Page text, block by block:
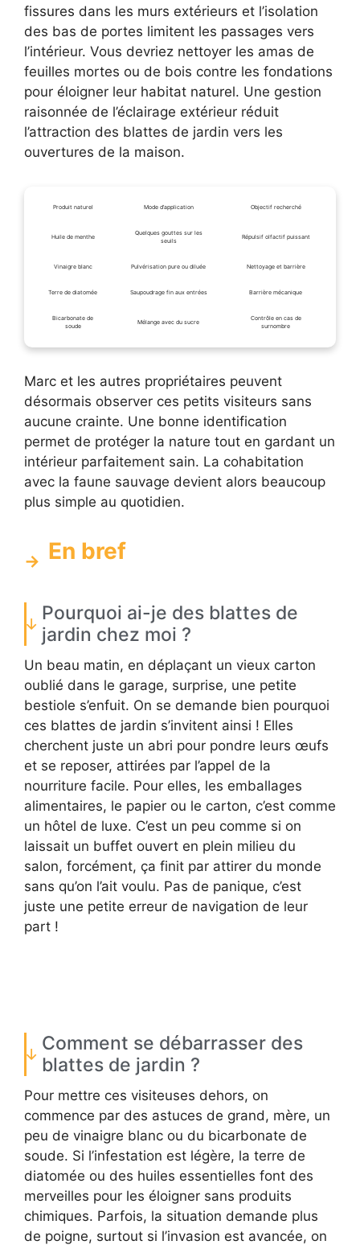
fissures dans les murs extérieurs et l’isolation
des bas de portes limitent les passages vers
l’intérieur. Vous devriez nettoyer les amas de
feuilles mortes ou de bois contre les fondations
pour éloigner leur habitat naturel. Une gestion
raisonnée de l’éclairage extérieur réduit
l’attraction des blattes de jardin vers les
ouvertures de la maison.
Produit naturel Mode d’application Objectif recherché
Huile de menthe
Quelques gouttes sur les
seuils
Répulsif olfactif puissant
Vinaigre blanc Pulvérisation pure ou diluée Nettoyage et barrière
Terre de diatomée Saupoudrage fin aux entrées Barrière mécanique
Bicarbonate de
soude
Mélange avec du sucre
Contrôle en cas de
surnombre
Marc et les autres propriétaires peuvent
désormais observer ces petits visiteurs sans
aucune crainte. Une bonne identification
permet de protéger la nature tout en gardant un
intérieur parfaitement sain. La cohabitation
avec la faune sauvage devient alors beaucoup
plus simple au quotidien.
En bref
Pourquoi ai-je des blattes de
jardin chez moi ?
Un beau matin, en déplaçant un vieux carton
oublié dans le garage, surprise, une petite
bestiole s’enfuit. On se demande bien pourquoi
ces blattes de jardin s’invitent ainsi ! Elles
cherchent juste un abri pour pondre leurs œufs
et se reposer, attirées par l’appel de la
nourriture facile. Pour elles, les emballages
alimentaires, le papier ou le carton, c’est comme
un hôtel de luxe. C’est un peu comme si on
laissait un buffet ouvert en plein milieu du
salon, forcément, ça finit par attirer du monde
sans qu’on l’ait voulu. Pas de panique, c’est
juste une petite erreur de navigation de leur
part !
Comment se débarrasser des
blattes de jardin ?
Pour mettre ces visiteuses dehors, on
commence par des astuces de grand, mère, un
peu de vinaigre blanc ou du bicarbonate de
soude. Si l’infestation est légère, la terre de
diatomée ou des huiles essentielles font des
merveilles pour les éloigner sans produits
chimiques. Parfois, la situation demande plus
de poigne, surtout si l’invasion est avancée, on